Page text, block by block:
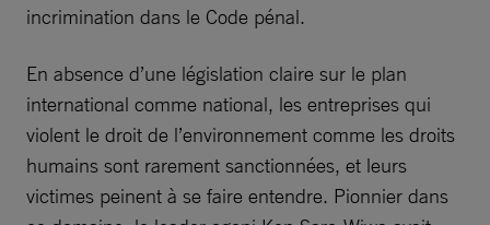
incrimination dans le Code pénal.
En absence d’une législation claire sur le plan
international comme national, les entreprises qui
violent le droit de l’environnement comme les droits
humains sont rarement sanctionnées, et leurs
victimes peinent à se faire entendre. Pionnier dans